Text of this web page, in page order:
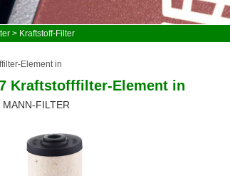
> Kraftstoff-Filter
Element in
Kraftstofffilter-Element in
FILTER